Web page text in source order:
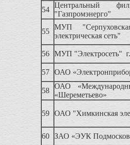
54
Центральный
"Газпромэнерго"
55
МУП
электрическая сеть"
56 МУП "Электросеть"
57 ОАО
58
ОАО
«Шереметьево»
59 ОАО "Химкинская
60 ЗАО «ЭУК